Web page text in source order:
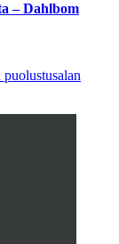
– Dahlbom